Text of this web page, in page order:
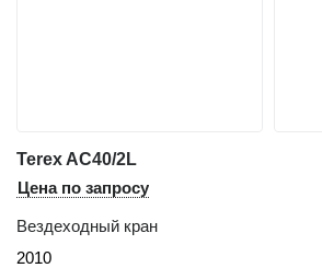
Terex AC40/2L
Цена по запросу
Вездеходный кран
2010